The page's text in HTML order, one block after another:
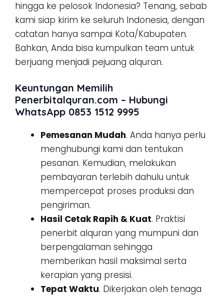
hingga ke pelosok Indonesia? Tenang, sebab
kami siap kirim ke seluruh Indonesia, dengan
catatan hanya sampai Kota/Kabupaten.
Bahkan, Anda bisa kumpulkan team untuk
berjuang menjadi pejuang alquran.
Keuntungan Memilih
Penerbitalquran.com – Hubungi
WhatsApp 0853 1512 9995
Pemesanan Mudah. Anda hanya perlu
menghubungi kami dan tentukan
pesanan. Kemudian, melakukan
pembayaran terlebih dahulu untuk
mempercepat proses produksi dan
pengiriman.
Hasil Cetak Rapih & Kuat. Praktisi
penerbit alquran yang mumpuni dan
berpengalaman sehingga
memberikan hasil maksimal serta
kerapian yang presisi.
Tepat Waktu. Dikerjakan oleh tenaga